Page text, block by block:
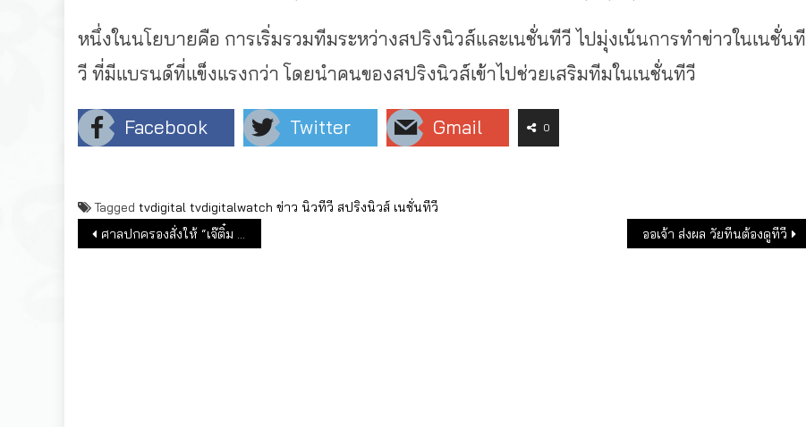
หนึ่งในนโยบายคือ การเริ่มรวมทีมระหว่างสปริงนิวส์และเนชั่นทีวี ไปมุ่งเน้นการทำข่าวในเนชั่นที
วี ที่มีแบรนด์ที่แข็งแรงกว่า โดยนำคนของสปริงนิวส์เข้าไปช่วยเสริมทีมในเนชั่นทีวี
Facebook Twitter Gmail 0
Tagged tvdigital tvdigitalwatch ข่าว นิวทีวี สปริงนิวส์ เนชั่นทีวี
แนะแนวเรื่อง
ศาลปกครองสั่งให้ “เจ๊ติ๋ม ทีวีพูล ชนะคดีเลิกทีวีดิจิทัล ออเจ้า ส่งผล วัยทีนต้องดูทีวี